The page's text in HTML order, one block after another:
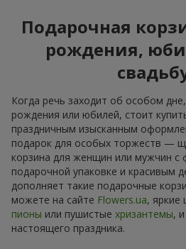
Подарочная
рождения,
Когда речь заходит об особом
рождения или юбилей, стоит
праздничным изысканным
подарок для особых торжеств —
корзина для женщин или мужчин с
подарочной упаковке и красивым
дополняет такие подарочные
можете на сайте Flowers.ua, яркие
пионы или пушистые хризантемы,
настоящего праздника.